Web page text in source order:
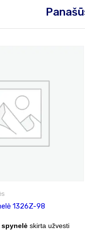
1326Z-98
skirta užvesti